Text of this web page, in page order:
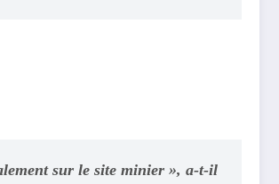
sur le site minier », a-t-il